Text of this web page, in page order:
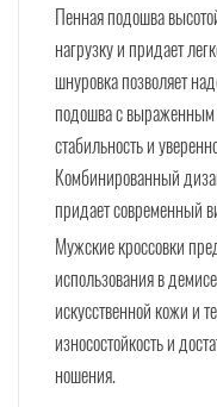
Пенная подошва
нагрузку и придает
шнуровка позволяет
подошва с выраженным
стабильность и
Комбинированный
придает современный
Мужские кроссовки
использования в
искусственной кожи и
износостойкость и
ношения.